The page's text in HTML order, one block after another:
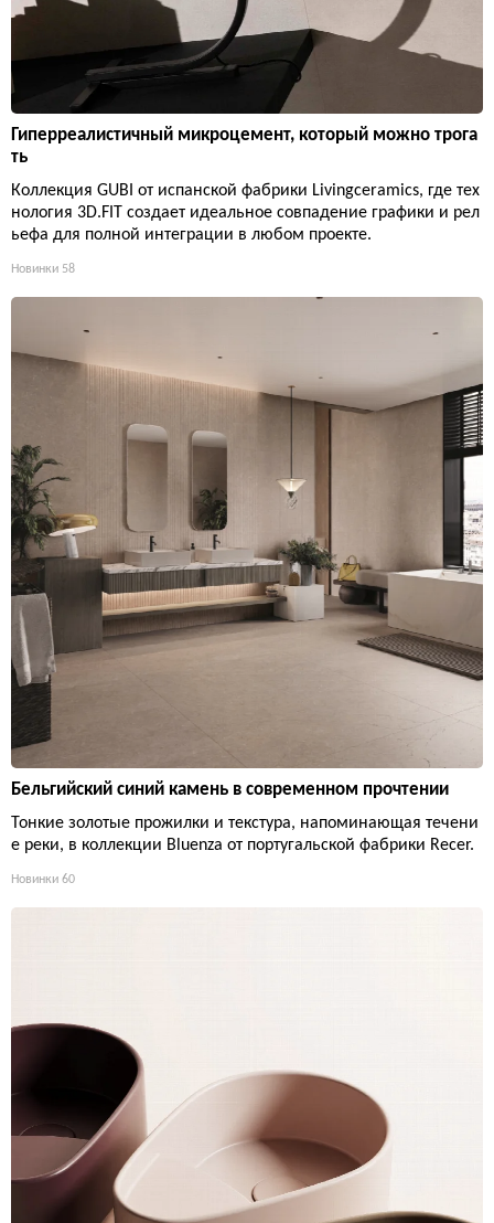
Гиперреалистичный микроцемент, который можно трога
ть
Коллекция GUBI от испанской фабрики Livingceramics, где тех
нология 3D.FIT создает идеальное совпадение графики и рел
ьефа для полной интеграции в любом проекте.
Новинки 58
Бельгийский синий камень в современном прочтении
Тонкие золотые прожилки и текстура, напоминающая течени
е реки, в коллекции Bluenza от португальской фабрики Recer.
Новинки 60